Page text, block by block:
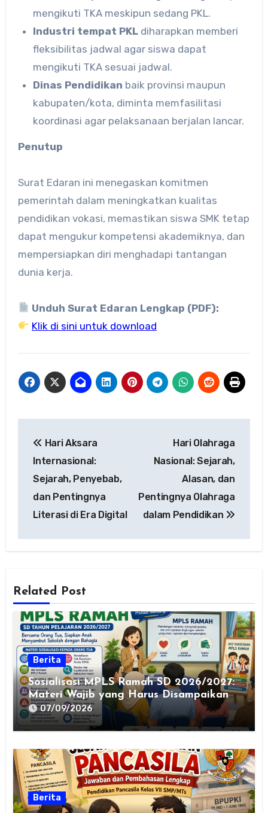
mengikuti TKA meskipun sedang PKL.
Industri tempat PKL diharapkan memberi
fleksibilitas jadwal agar siswa dapat
mengikuti TKA sesuai jadwal.
Dinas Pendidikan baik provinsi maupun
kabupaten/kota, diminta memfasilitasi
koordinasi agar pelaksanaan berjalan lancar.
Penutup
Surat Edaran ini menegaskan komitmen
pemerintah dalam meningkatkan kualitas
pendidikan vokasi, memastikan siswa SMK tetap
dapat mengukur kompetensi akademiknya, dan
mempersiapkan diri menghadapi tantangan
dunia kerja.
Unduh Surat Edaran Lengkap (PDF):
Klik di sini untuk download
pos
Hari Aksara
Internasional:
Sejarah, Penyebab,
dan Pentingnya
Literasi di Era Digital
Hari Olahraga
Nasional: Sejarah,
Alasan, dan
Pentingnya Olahraga
dalam Pendidikan
Related Post
Berita
Sosialisasi MPLS Ramah SD 2026/2027:
Materi Wajib yang Harus Disampaikan
kepada Orang Tua
07/09/2026
Berita